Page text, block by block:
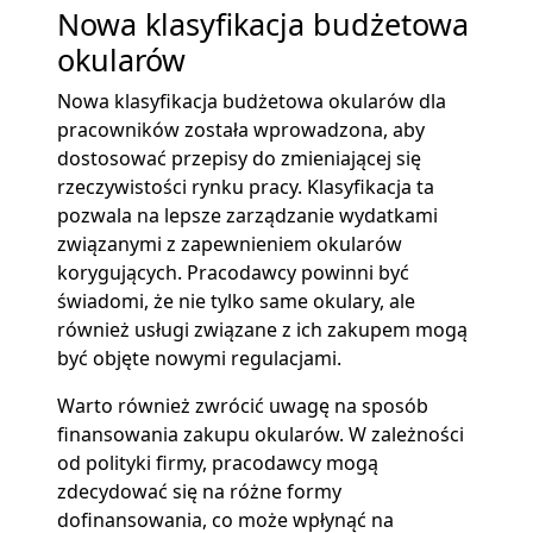
Nowa klasyfikacja budżetowa
okularów
Nowa klasyfikacja budżetowa okularów dla
pracowników została wprowadzona, aby
dostosować przepisy do zmieniającej się
rzeczywistości rynku pracy. Klasyfikacja ta
pozwala na lepsze zarządzanie wydatkami
związanymi z zapewnieniem okularów
korygujących. Pracodawcy powinni być
świadomi, że nie tylko same okulary, ale
również usługi związane z ich zakupem mogą
być objęte nowymi regulacjami.
Warto również zwrócić uwagę na sposób
finansowania zakupu okularów. W zależności
od polityki firmy, pracodawcy mogą
zdecydować się na różne formy
dofinansowania, co może wpłynąć na